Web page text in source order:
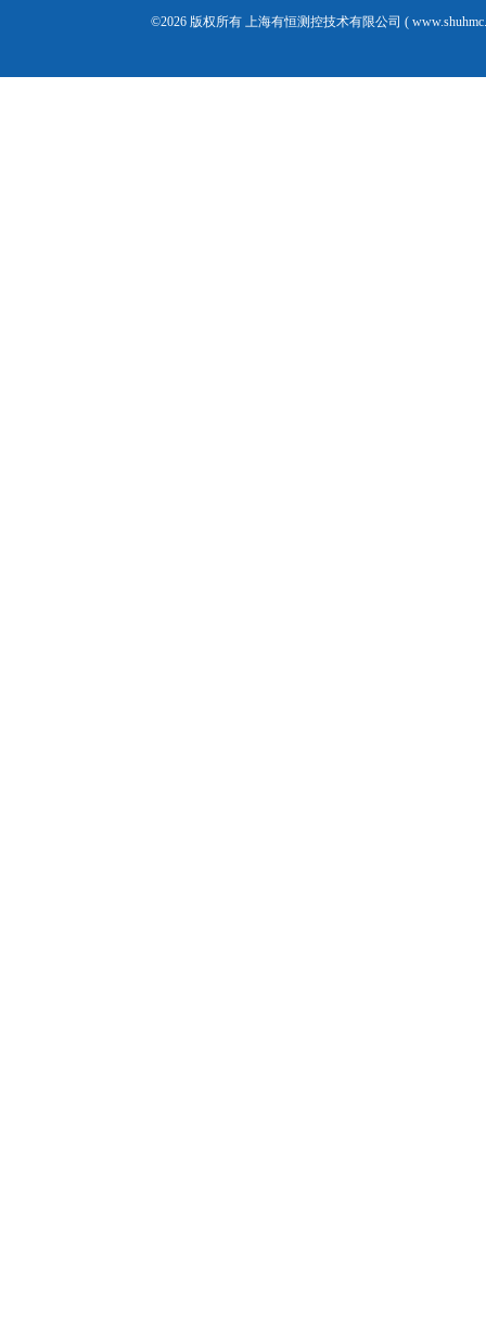
©2026 版权所有 上海有恒测控技术有限公司 (